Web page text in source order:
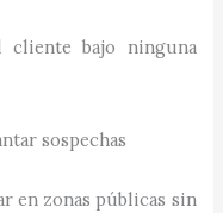
cliente bajo ninguna
sospechas
en zonas públicas sin